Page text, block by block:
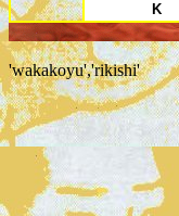
K
'wakakoyu','rikishi'